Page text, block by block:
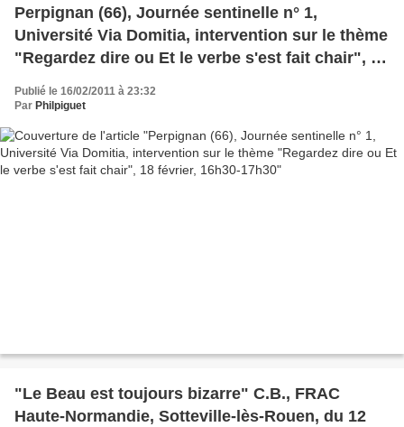
Perpignan (66), Journée sentinelle n° 1,
Université Via Domitia, intervention sur le thème
"Regardez dire ou Et le verbe s'est fait chair", 18
Publié le 16/02/2011 à 23:32
Par Philpiguet
"Le Beau est toujours bizarre" C.B., FRAC
Haute-Normandie, Sotteville-lès-Rouen, du 12